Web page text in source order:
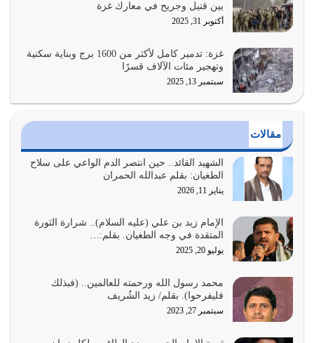
هل نحن من الصالحين؟ قيِّم نفسك هنا اترك القرآن على أصله
وأعرض نفسك، وأعرض ما لديك على…
يوليو 27, 2026
عندما يكون عدوك هو عدو الله معناه أن تكون نقاط الضعف
أراد الله لهذه الأمة ان تكون خير امة أخرجت للناس بالنهوض
بالأمر بالمعروف والنهي عن…
يوليو 25, 2026
واجتهاداتنا لأننا سنختلف ونتفرق
يوليو 24, 2026
أمة عاجزة عن النهوض…
يوليو 23, 2026
بين قتيل وجريح في معارك غزة
أكتوبر 31, 2025
غزة: تدمير كامل لأكثر من 1600 برج وبناية سكنية
وتهجير مئات الآلاف قسرًا
سبتمبر 13, 2025
مقالات
الشهيد القائد.. حين انتصر الدم الواعي على سلاح
الطغيان: بقلم عبدالله الحمران
يناير 11, 2026
الإمام زيد بن علي (عليه السلام).. شرارة الثورة
المتقدة في وجه الطغيان. بقلم:…
يوليو 20, 2025
محمد رسول الله ورحمته للعالمين.. (فبذلك
فليفرحوا). بقلم/ زيد الشُريف
سبتمبر 27, 2023